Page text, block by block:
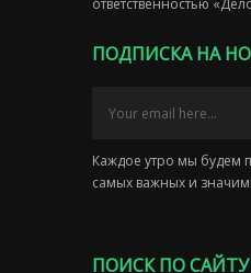
ответственностью
ПОДПИСКА НА
Каждое утро мы будем
самых важных и
ПОИСК ПО САЙТУ